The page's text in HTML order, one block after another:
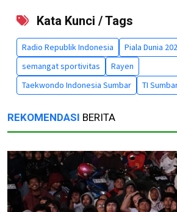
Kata Kunci / Tags
Radio Republik Indonesia
Piala Dunia
semangat sportivitas
Rayen
Taekwondo Indonesia Sumbar
TI
REKOMENDASI BERITA